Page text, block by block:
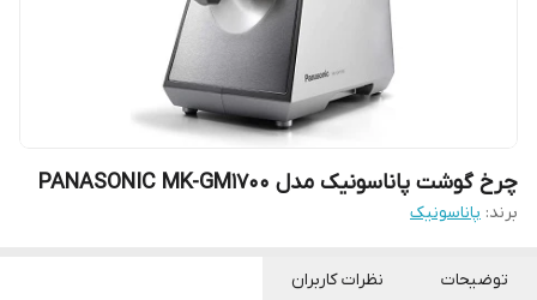
چرخ گوشت پاناسونیک مدل PANASONIC MK-GM1700
برند: پاناسونیک
توضیحات نظرات کاربران